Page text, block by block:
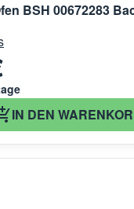
BSH 00672283
IN DEN